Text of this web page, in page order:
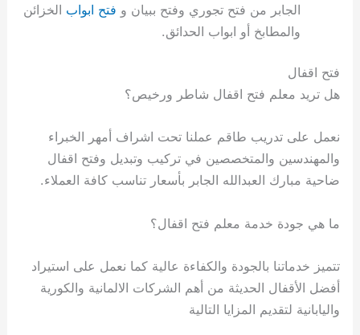
الجابر من فتح تجوري وفتح ببيان و فتح ابواب الخزائن
والمطابخ أو ابواب الحدائق.
فتح اقفال
هل تريد معلم فتح اقفال شاطر ورخيص؟
نعمل على تدريب طاقم عملنا تحت اشراف أمهر الخبراء
والمهندسين والمتخصصين في تركيب وتبديل وفتح اقفال
ضاحية مبارك العبدالله الجابر بأسعار تناسب كافة العملاء.
ما هي جودة خدمة معلم فتح اقفال؟
تتميز خدماتنا بالجودة والكفاءة عالية كما نعمل على استيراد
أفضل الأقفال الحديثة من أهم الشركات الالمانية والكورية
واليابانية لتقديم المزايا التالية